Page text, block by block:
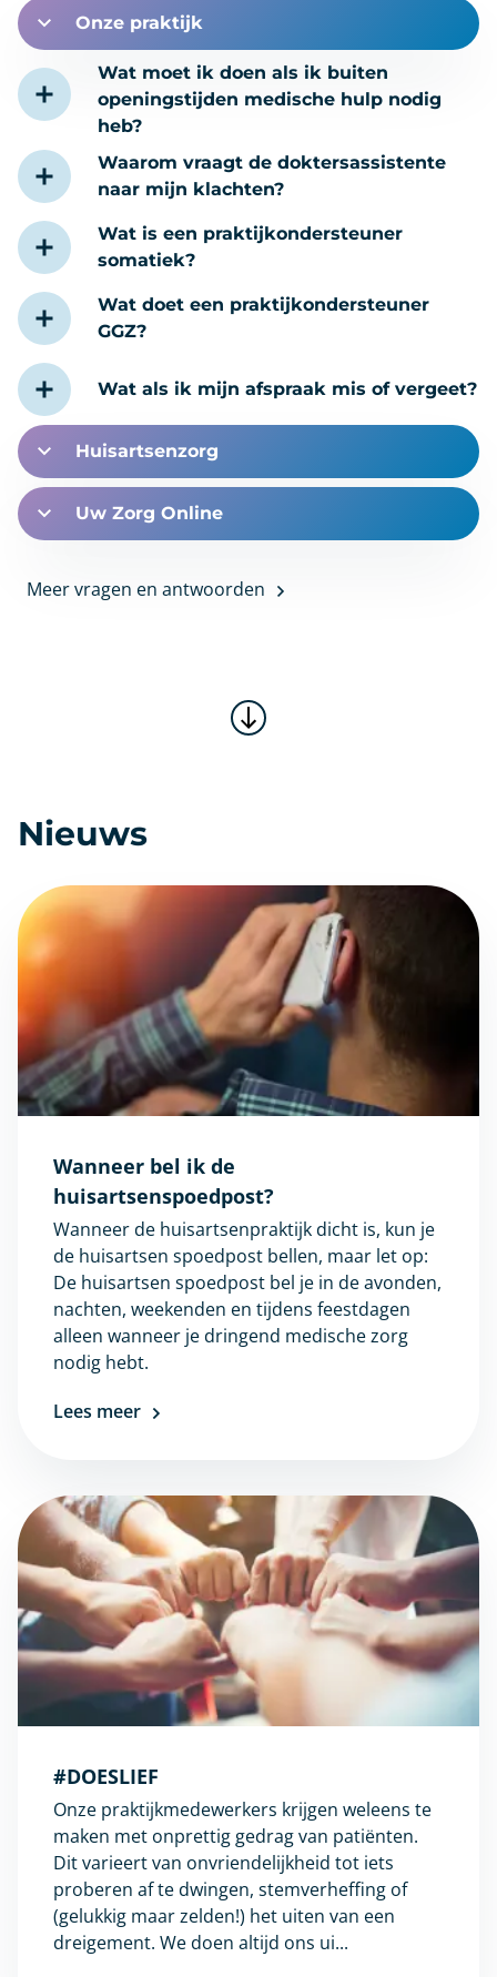
Onze praktijk
Wat moet ik doen als ik buiten
openingstijden medische hulp nodig
heb?
Waarom vraagt de doktersassistente
naar mijn klachten?
Wat is een praktijkondersteuner
somatiek?
Wat doet een praktijkondersteuner
GGZ?
Wat als ik mijn afspraak mis of vergeet?
Huisartsenzorg
Uw Zorg Online
Meer vragen en antwoorden
Nieuws
Wanneer bel ik de
huisartsenspoedpost?
Wanneer de huisartsenpraktijk dicht is, kun je
de huisartsen spoedpost bellen, maar let op:
De huisartsen spoedpost bel je in de avonden,
nachten, weekenden en tijdens feestdagen
alleen wanneer je dringend medische zorg
nodig hebt.
Lees meer
#DOESLIEF
Onze praktijkmedewerkers krijgen weleens te
maken met onprettig gedrag van patiënten.
Dit varieert van onvriendelijkheid tot iets
proberen af te dwingen, stemverheffing of
(gelukkig maar zelden!) het uiten van een
dreigement. We doen altijd ons ui...